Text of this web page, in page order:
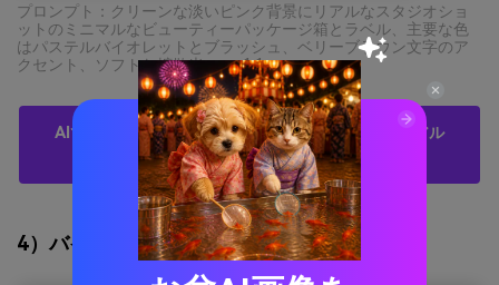
プロンプト：クリーンな淡いピンク背景にリアルなスタジオショ
ットのミニマルなビューティーパッケージ箱とラベル、主要な色
はパステルバイオレットとブラッシュ、ベリーブラウン文字のア
クセント、ソフトな拡散光 --ar 1:1
AIで無料でパステルバイオレットパレットのビジュアル
を作成
4）バイオレットセージカーム